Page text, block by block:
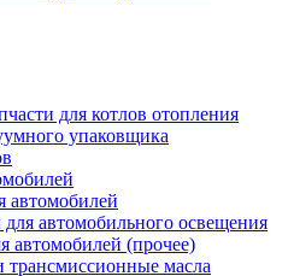
для котлов отопления
упаковщика
автомобилей
для автомобильного освещения
автомобилей (прочее)
масла